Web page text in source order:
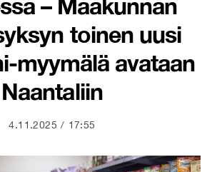
– Maakunnan
toinen uusi
myymälä avataan
Naantaliin
4.11.2025 17:55